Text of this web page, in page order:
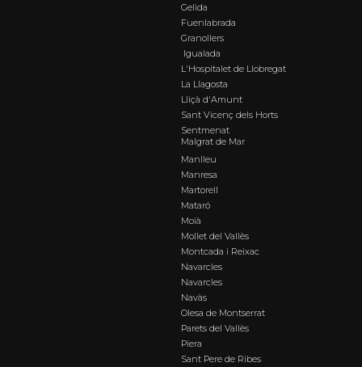
Gelida
Fuenlabrada
Granollers
Igualada
L'Hospitalet de Llobregat
La Llagosta
Lliçà d'Amunt
Sant Vicenç dels Horts
Sentmenat
Malgrat de Mar
Manlleu
Manresa
Martorell
Mataró
Moià
Mollet del Vallès
Montcada i Reixac
Navarcles
Navarcles
Navàs
Olesa de Montserrat
Parets del Vallès
Piera
Sant Pere de Ribes